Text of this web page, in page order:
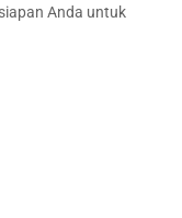
Anda untuk